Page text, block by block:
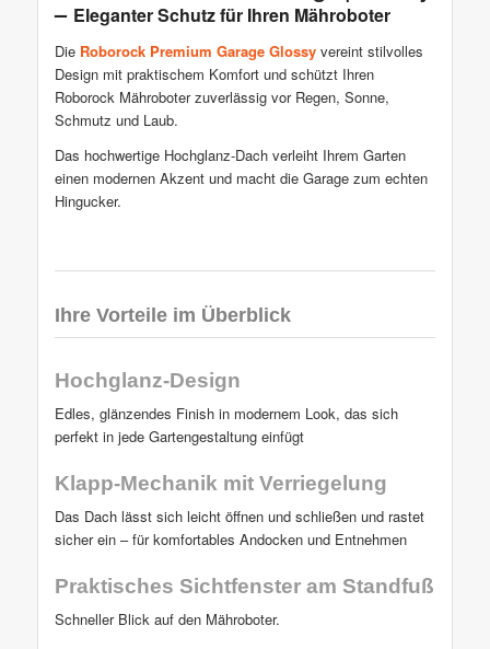
– Eleganter Schutz für Ihren Mähroboter
Die Roborock Premium Garage Glossyvereint stilvolles
Design mit praktischem Komfort und schützt Ihren
Roborock Mähroboter zuverlässig vor Regen, Sonne,
Schmutz und Laub.
Das hochwertige Hochglanz-Dach verleiht Ihrem Garten
einen modernen Akzent und macht die Garage zum echten
Hingucker.
Ihre Vorteile im Überblick
Hochglanz-Design
Edles, glänzendes Finish in modernem Look, das sich
perfekt in jede Gartengestaltung einfügt
Klapp-Mechanik mit Verriegelung
Das Dach lässt sich leicht öffnen und schließen und rastet
sicher ein – für komfortables Andocken und Entnehmen
Praktisches Sichtfenster am Standfuß
Schneller Blick auf den Mähroboter.